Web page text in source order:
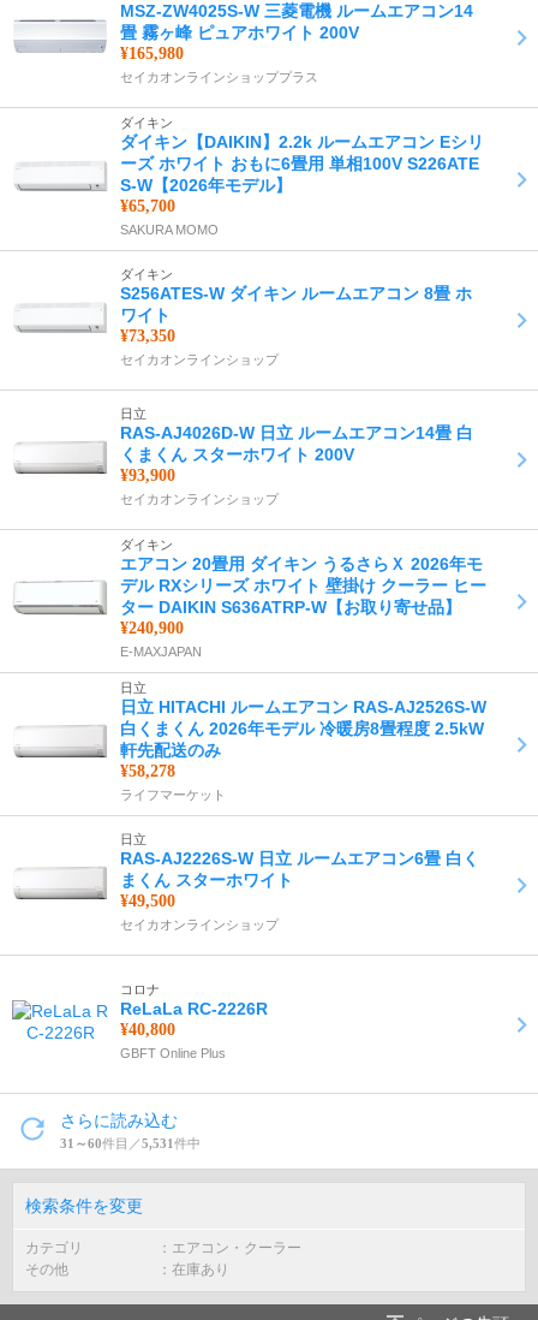
MSZ-ZW4025S-W 三菱電機 ルームエアコン14
畳 霧ヶ峰 ピュアホワイト 200V
¥165,980
セイカオンラインショッププラス
ダイキン
ダイキン【DAIKIN】2.2k ルームエアコン Eシリ
ーズ ホワイト おもに6畳用 単相100V S226ATE
S-W【2026年モデル】
¥65,700
SAKURA MOMO
ダイキン
S256ATES-W ダイキン ルームエアコン 8畳 ホ
ワイト
¥73,350
セイカオンラインショップ
日立
RAS-AJ4026D-W 日立 ルームエアコン14畳 白
くまくん スターホワイト 200V
¥93,900
セイカオンラインショップ
ダイキン
エアコン 20畳用 ダイキン うるさらＸ 2026年モ
デル RXシリーズ ホワイト 壁掛け クーラー ヒー
ター DAIKIN S636ATRP-W【お取り寄せ品】
¥240,900
E-MAXJAPAN
日立
日立 HITACHI ルームエアコン RAS-AJ2526S-W
白くまくん 2026年モデル 冷暖房8畳程度 2.5kW
軒先配送のみ
¥58,278
ライフマーケット
日立
RAS-AJ2226S-W 日立 ルームエアコン6畳 白く
まくん スターホワイト
¥49,500
セイカオンラインショップ
コロナ
ReLaLa RC-2226R
¥40,800
GBFT Online Plus
さらに読み込む
31～60件目／5,531件中
検索条件を変更
カテゴリ
エアコン・クーラー
その他
在庫あり